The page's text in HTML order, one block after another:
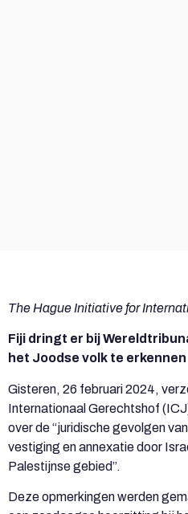
The Hague Initiative for
Fiji dringt er bij
het Joodse volk te erkennen
Gisteren, 26 februari 2024,
Internationaal Gerechtshof
over de “juridische gevolgen
vestiging en annexatie door
Palestijnse gebied”.
Deze opmerkingen werden